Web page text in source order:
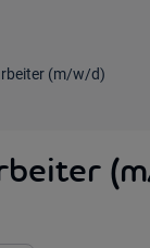
(m/w/d)